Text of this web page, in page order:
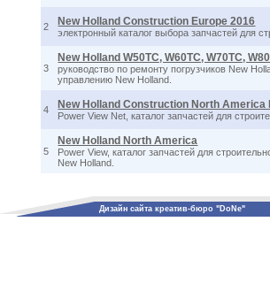
2 New Holland Construction Europe 2016
электронный каталог выбора запчастей для
3
New Holland W50TC, W60TC, W70TC,
руководство по ремонту погрузчиков New
управлению New Holland.
4 New Holland Construction North America
Power View Net, каталог запчастей для
5
New Holland North America
Power View, каталог запчастей для
New Holland.
Дизайн сайта креатив-бюро "DoNe"